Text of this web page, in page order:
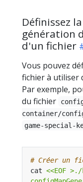
Définissez
génération
d'un fichier
Vous pouvez
fichier à utiliser
Par exemple,
du fichier
container/
game-special-
# Créer un
cat